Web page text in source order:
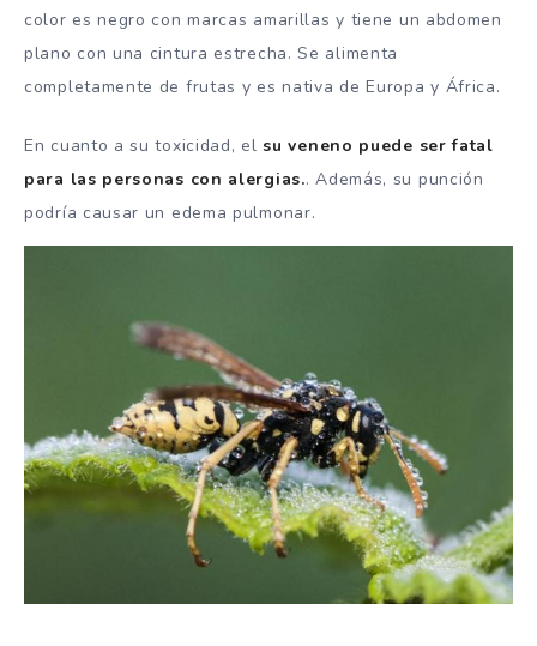
color es negro con marcas amarillas y tiene un abdomen
plano con una cintura estrecha. Se alimenta
completamente de frutas y es nativa de Europa y África.
En cuanto a su toxicidad, elsu veneno puede ser fatal
para las personas con alergias.. Además, su punción
podría causar un edema pulmonar.